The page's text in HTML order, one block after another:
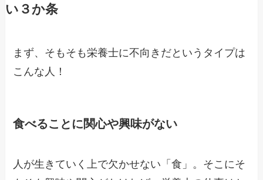
い３か条
まず、そもそも栄養士に不向きだというタイプは
こんな人！
食べることに関心や興味がない
人が生きていく上で欠かせない「食」。そこにそ